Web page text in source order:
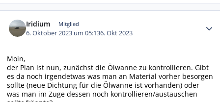
Iridium Mitglied
6. Oktober 2023 um 05:136. Okt 2023
Moin,
der Plan ist nun, zunächst die Ölwanne zu kontrollieren. Gibt
es da noch irgendetwas was man an Material vorher besorgen
sollte (neue Dichtung für die Ölwanne ist vorhanden) oder
was man im Zuge dessen noch kontrollieren/austauschen